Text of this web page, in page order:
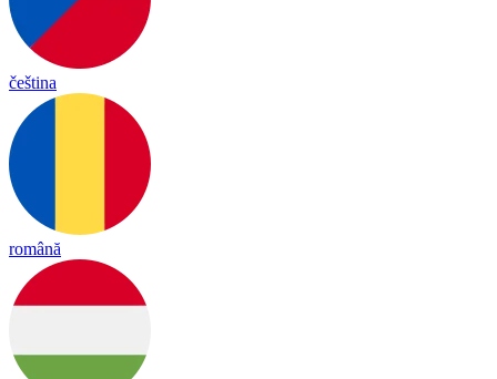
čeština
română